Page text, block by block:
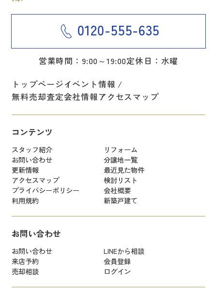
0120-555-635
営業時間：9:00～19:00定休日：水曜
トップページイベント情報
無料売却査定会社情報アクセスマップ
コンテンツ
スタッフ紹介
リフォーム
お問い合わせ
分譲地一覧
更新情報
最近見た物件
アクセスマップ
検討リスト
プライバシーポリシー
会社概要
利用規約
新築戸建て
お問い合わせ
お問い合わせ
LINEから相談
来店予約
会員登録
売却相談
ログイン